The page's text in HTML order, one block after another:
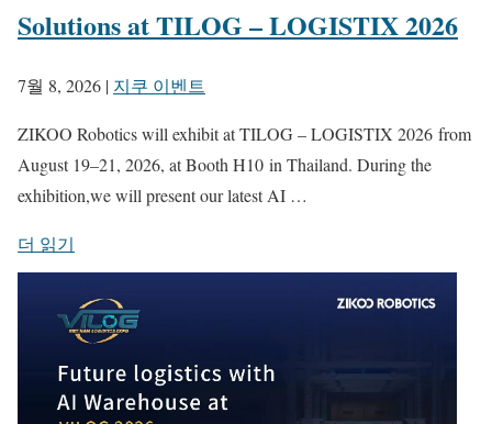
Solutions at TILOG – LOGISTIX 2026
7월 8, 2026 | 지쿠 이벤트
ZIKOO Robotics will exhibit at TILOG – LOGISTIX 2026 from
August 19–21, 2026, at Booth H10 in Thailand. During the
exhibition,we will present our latest AI …
더 읽기